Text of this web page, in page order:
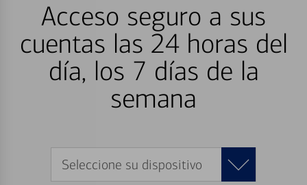
Acceso seguro a sus
cuentas las 24 horas del
día, los 7 días de la
semana
Seleccione su dispositivo